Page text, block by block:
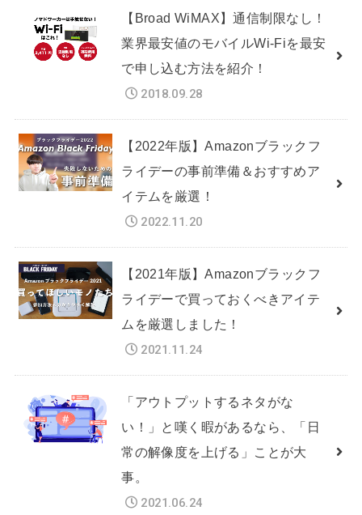
【Broad WiMAX】通信制限なし！
業界最安値のモバイルWi-Fiを最安
で申し込む方法を紹介！
2018.09.28
【2022年版】Amazonブラックフ
ライデーの事前準備＆おすすめア
イテムを厳選！
2022.11.20
【2021年版】Amazonブラックフ
ライデーで買っておくべきアイテ
ムを厳選しました！
2021.11.24
「アウトプットするネタがな
い！」と嘆く暇があるなら、「日
常の解像度を上げる」ことが大
事。
2021.06.24